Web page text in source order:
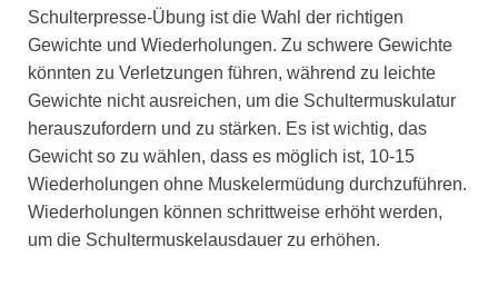
Schulterpresse-Übung ist die Wahl der richtigen
Gewichte und Wiederholungen. Zu schwere Gewichte
könnten zu Verletzungen führen, während zu leichte
Gewichte nicht ausreichen, um die Schultermuskulatur
herauszufordern und zu stärken. Es ist wichtig, das
Gewicht so zu wählen, dass es möglich ist, 10-15
Wiederholungen ohne Muskelermüdung durchzuführen.
Wiederholungen können schrittweise erhöht werden,
um die Schultermuskelausdauer zu erhöhen.